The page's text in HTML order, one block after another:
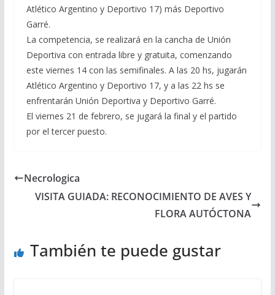
Atlético Argentino y Deportivo 17) más Deportivo
Garré.
La competencia, se realizará en la cancha de Unión
Deportiva con entrada libre y gratuita, comenzando
este viernes 14 con las semifinales. A las 20 hs, jugarán
Atlético Argentino y Deportivo 17, y a las 22 hs se
enfrentarán Unión Deportiva y Deportivo Garré.
El viernes 21 de febrero, se jugará la final y el partido
por el tercer puesto.
Necrologica
VISITA GUIADA: RECONOCIMIENTO DE AVES Y
FLORA AUTÓCTONA
También te puede gustar